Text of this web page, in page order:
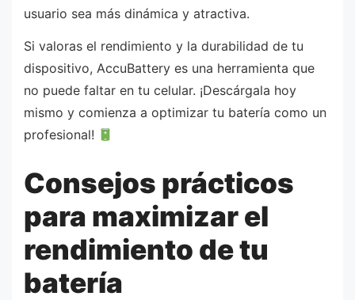
usuario sea más dinámica y atractiva.
Si valoras el rendimiento y la durabilidad de tu
dispositivo, AccuBattery es una herramienta que
no puede faltar en tu celular. ¡Descárgala hoy
mismo y comienza a optimizar tu batería como un
profesional!
Consejos prácticos
para maximizar el
rendimiento de tu
batería